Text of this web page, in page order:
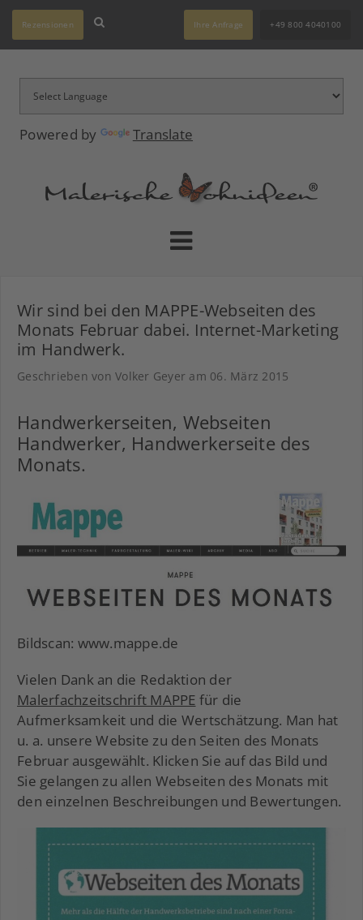
Powered by Translate
Rezensionen Ihre Anfrage +49 800 4040100
Wir sind bei den MAPPE-Webseiten des
Monats Februar dabei. Internet-Marketing
im Handwerk.
Geschrieben von Volker Geyer am 06. März 2015
Handwerkerseiten, Webseiten
Handwerker, Handwerkerseite des
Monats.
Bildscan: www.mappe.de
Vielen Dank an die Redaktion der
Malerfachzeitschrift MAPPE für die
Aufmerksamkeit und die Wertschätzung. Man hat
u. a. unsere Website zu den Seiten des Monats
Februar ausgewählt. Klicken Sie auf das Bild und
Sie gelangen zu allen Webseiten des Monats mit
den einzelnen Beschreibungen und Bewertungen.